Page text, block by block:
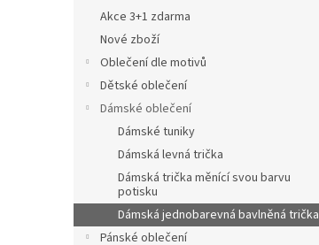
Akce 3+1 zdarma
Nové zboží
Oblečení dle motivů
Dětské oblečení
Dámské oblečení
Dámské tuniky
Dámská levná trička
Dámská trička měnící svou barvu
potisku
Dámská jednobarevná bavlněná trička
Pánské oblečení